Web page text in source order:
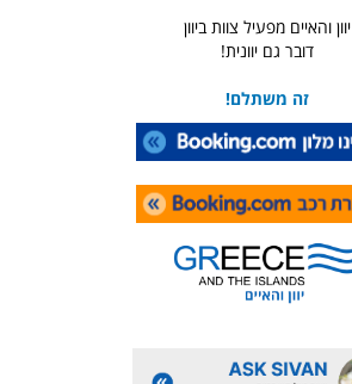
יוון והאיים מפעיל צוות ביוון
דובר גם יוונית!
זה משתלם!